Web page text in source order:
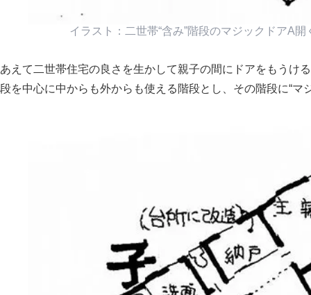
イラスト：二世帯“含み”階段のマジックドアA
あえて二世帯住宅の良さを生かして親子の間にドアをもうけ
段を中心に中からも外からも使える階段とし、その階段に“マ